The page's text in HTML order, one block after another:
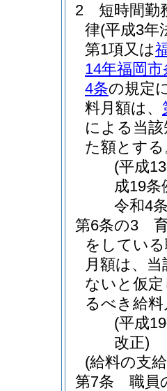
2
短時間勤
律(平成3年
第1項又は
14年福岡
4条の規定
料月額は、
による当
た額とす
(平成
成19条
令和4
第6条の3
をしてい
月額は、
ないと仮
るべき給
(平成
改正)
(給料の支
第7条
職員